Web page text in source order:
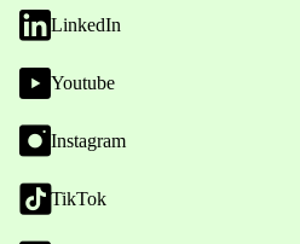
LinkedIn
Youtube
Instagram
TikTok